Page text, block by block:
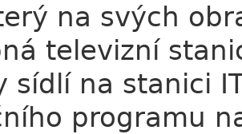
na svých
televizní
sídlí na stanici
programu